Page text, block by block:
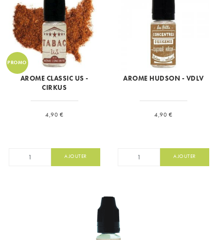
PROMO
AROME CLASSIC US -
CIRKUS
Prix
4,90 €
AJOUTER
AROME HUDSON - VDLV
Prix
4,90 €
AJOUTER